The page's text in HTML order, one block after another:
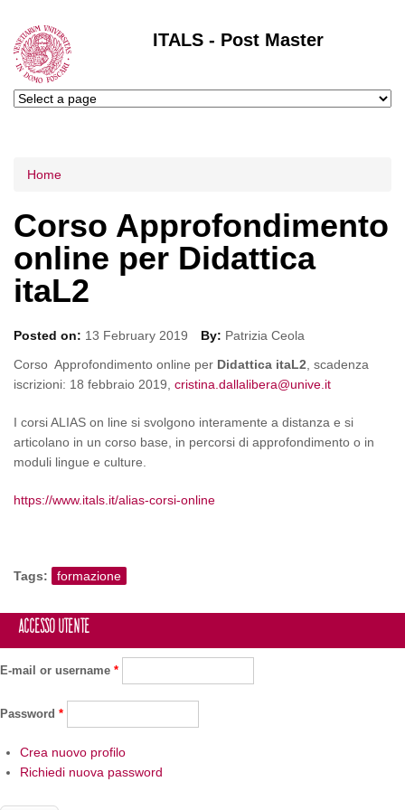
ITALS - Post Master
Tu sei qui
Home
Corso Approfondimento
online per Didattica
itaL2
Posted on: 13 February 2019 By: Patrizia Ceola
Corso Approfondimento online per Didattica itaL2 , scadenza
iscrizioni: 18 febbraio 2019, cristina.dallalibera@unive.it
I corsi ALIAS on line si svolgono interamente a distanza e si
articolano in un corso base, in percorsi di approfondimento o in
moduli lingue e culture.
https://www.itals.it/alias-corsi-online
Tags: formazione
Accesso utente
E-mail or username *
Password *
Crea nuovo profilo
Richiedi nuova password